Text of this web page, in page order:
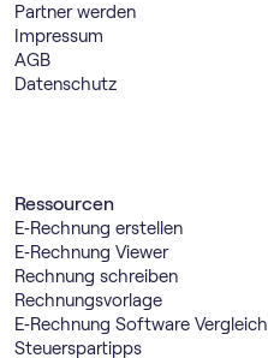
Partner werden
Impressum
AGB
Datenschutz
Ressourcen
E‑Rechnung erstellen
E‑Rechnung Viewer
Rechnung schreiben
Rechnungsvorlage
E‑Rechnung Software Vergleich
Steuerspartipps